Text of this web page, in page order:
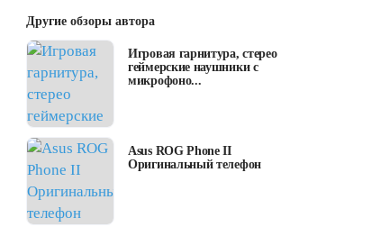
Другие обзоры автора
Игровая гарнитура, стерео
геймерские наушники с
микрофоно...
Asus ROG Phone II
Оригинальный телефон